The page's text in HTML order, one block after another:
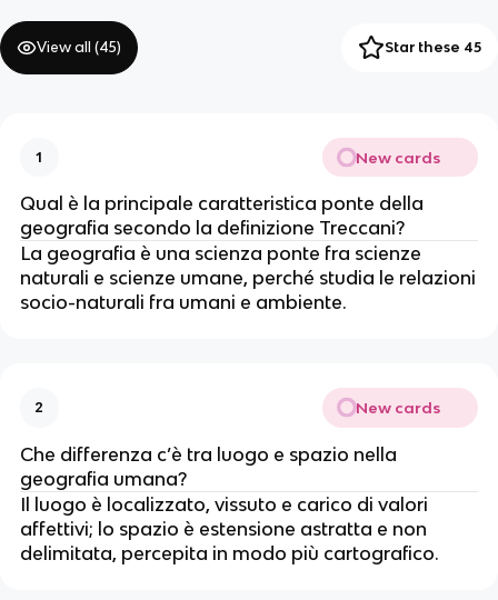
View all (45) Star these 45
1 New cards
Qual è la principale caratteristica ponte della
geografia secondo la definizione Treccani?
La geografia è una scienza ponte fra scienze
naturali e scienze umane, perché studia le relazioni
socio-naturali fra umani e ambiente.
2 New cards
Che differenza c’è tra luogo e spazio nella
geografia umana?
Il luogo è localizzato, vissuto e carico di valori
affettivi; lo spazio è estensione astratta e non
delimitata, percepita in modo più cartografico.